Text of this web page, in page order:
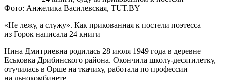
Фото: Анжелика Василевская, TUT.BY
«Не лежу, а служу». Как прикованная к постели поэтесса
из Горок написала 24 книги
Нина Дмитриевна родилась 28 июля 1949 года в деревне
Еськовка Дрибинского района. Окончила школу-десятилетку,
отучилась в Орше на ткачиху, работала по профессии
на льнокомбинете.